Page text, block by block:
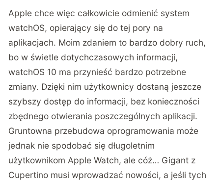
Apple chce więc całkowicie odmienić system
watchOS, opierający się do tej pory na
aplikacjach. Moim zdaniem to bardzo dobry ruch,
bo w świetle dotychczasowych informacji,
watchOS 10 ma przynieść bardzo potrzebne
zmiany. Dzięki nim użytkownicy dostaną jeszcze
szybszy dostęp do informacji, bez konieczności
zbędnego otwierania poszczególnych aplikacji.
Gruntowna przebudowa oprogramowania może
jednak nie spodobać się długoletnim
użytkownikom Apple Watch, ale cóż… Gigant z
Cupertino musi wprowadzać nowości, a jeśli tych